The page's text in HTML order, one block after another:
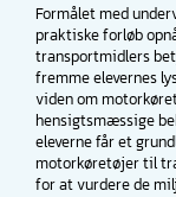
Formålet med
praktiske forløb
transportmidlers
fremme elevernes
viden om
hensigtsmæssige
eleverne får et
motorkøretøjer til
for at vurdere de